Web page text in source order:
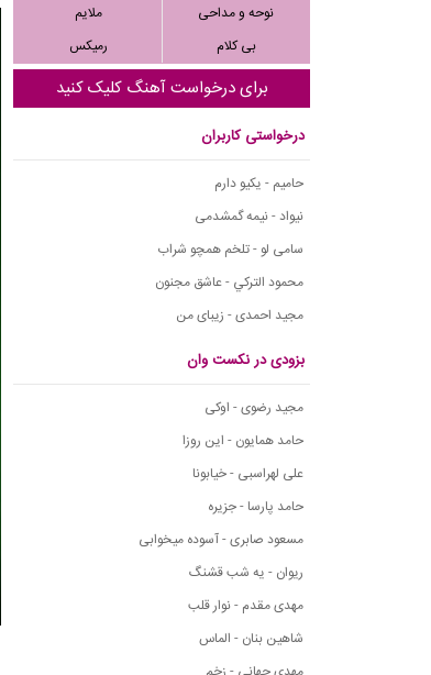
نوحه و مداحی
ملایم
بی کلام
رمیکس
برای درخواست آهنگ کلیک کنید
درخواستی کاربران
حامیم - یکیو دارم
نیواد - نیمه گمشدمی
سامی لو - تلخم همچو شراب
محمود التركي - عاشق مجنون
مجید احمدی - زیبای من
بزودی در نکست وان
مجید رضوی - اوکی
حامد همایون - این روزا
علی لهراسبی - خیابونا
حامد پارسا - جزیره
مسعود صابری - آسوده میخوابی
ریوان - یه شب قشنگ
مهدی مقدم - نوار قلب
شاهین بنان - الماس